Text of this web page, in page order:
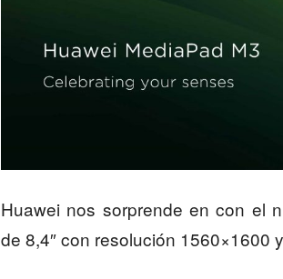
Huawei nos sorprende en con el
de 8,4″ con resolución 1560×1600